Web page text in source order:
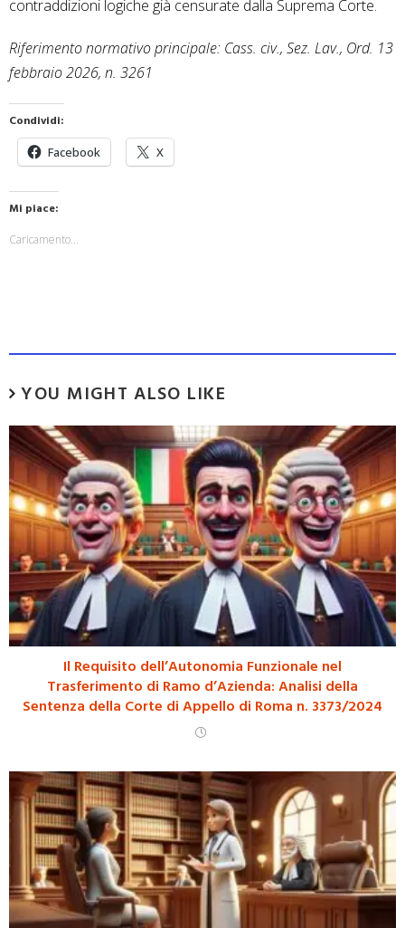
contraddizioni logiche già censurate dalla Suprema Corte.
Riferimento normativo principale: Cass. civ., Sez. Lav., Ord. 13
febbraio 2026, n. 3261
Condividi:
Facebook X
Mi piace:
Caricamento...
YOU MIGHT ALSO LIKE
Il Requisito dell’Autonomia Funzionale nel
Trasferimento di Ramo d’Azienda: Analisi della
Sentenza della Corte di Appello di Roma n. 3373/2024